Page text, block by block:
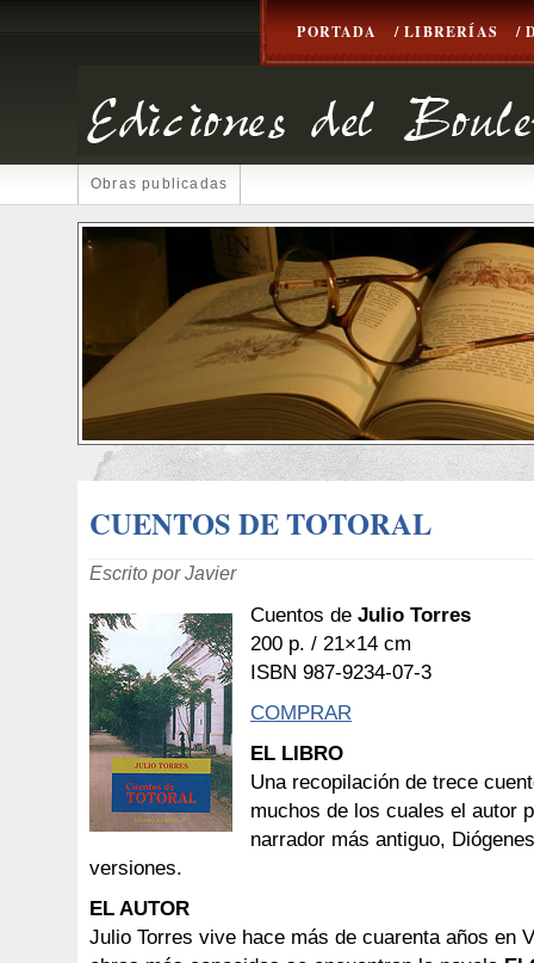
PORTADA / LIBRERÍAS /
Obras publicadas
CUENTOS DE TOTORAL
Escrito por Javier
Cuentos de Julio Torres
200 p. / 21×14 cm
ISBN 987-9234-07-3
COMPRAR
EL LIBRO
Una recopilación de trece
muchos de los cuales el autor
narrador más antiguo,
versiones.
EL AUTOR
Julio Torres vive hace más de cuarenta años en